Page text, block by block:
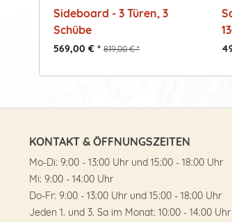
Sideboard - 3 Türen, 3
Schübe
569,00 € * 819,00 € *
KONTAKT & ÖFFNUNGSZEITEN
Mo-Di: 9:00 - 13:00 Uhr und 15:00 - 18:00 Uhr
Mi: 9:00 - 14:00 Uhr
Do-Fr: 9:00 - 13:00 Uhr und 15:00 - 18:00 Uhr
Jeden 1. und 3. Sa im Monat: 10:00 - 14:00 Uhr